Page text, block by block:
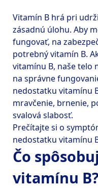
Vitamín B hrá pri
zásadnú úlohu. Aby
fungovať, na
potrebný vitamín B.
vitamínu B, naše telo
na správne
nedostatku vitamínu
mravčenie, brnenie,
svalová slabosť.
Prečítajte si o
Čo
vitamínu B?